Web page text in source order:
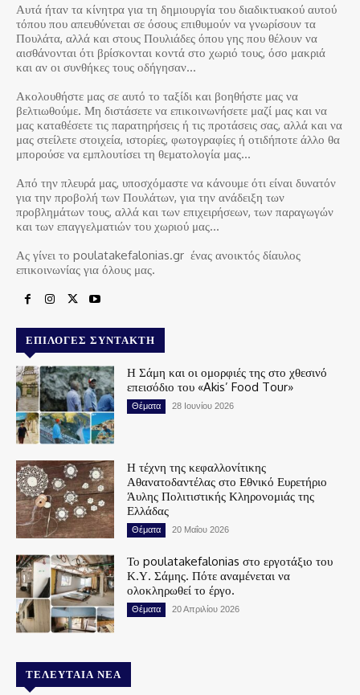
Αυτά ήταν τα κίνητρα για τη δημιουργία του διαδικτυακού αυτού
τόπου που απευθύνεται σε όσους επιθυμούν να γνωρίσουν τα
Πουλάτα, αλλά και στους Πουλιάδες όπου γης που θέλουν να
αισθάνονται ότι βρίσκονται κοντά στο χωριό τους, όσο μακριά
και αν οι συνθήκες τους οδήγησαν…
Ακολουθήστε μας σε αυτό το ταξίδι και βοηθήστε μας να
βελτιωθούμε. Μη διστάσετε να επικοινωνήσετε μαζί μας και να
μας καταθέσετε τις παρατηρήσεις ή τις προτάσεις σας, αλλά και να
μας στείλετε στοιχεία, ιστορίες, φωτογραφίες ή οτιδήποτε άλλο θα
μπορούσε να εμπλουτίσει τη θεματολογία μας…
Από την πλευρά μας, υποσχόμαστε να κάνουμε ότι είναι δυνατόν
για την προβολή των Πουλάτων, για την ανάδειξη των
προβλημάτων τους, αλλά και των επιχειρήσεων, των παραγωγών
και των επαγγελματιών του χωριού μας…
Ας γίνει το poulatakefalonias.gr ένας ανοικτός δίαυλος
επικοινωνίας για όλους μας.
ΕΠΙΛΟΓΈΣ ΣΥΝΤΆΚΤΗ
Η Σάμη και οι ομορφιές της στο χθεσινό
επεισόδιο του «Akis’ Food Tour»
Θέματα 28 Ιουνίου 2026
Η τέχνη της κεφαλλονίτικης
Αθανατοδαντέλας στο Εθνικό Ευρετήριο
Άυλης Πολιτιστικής Κληρονομιάς της
Ελλάδας
Θέματα 20 Μαΐου 2026
Το poulatakefalonias στο εργοτάξιο του
Κ.Υ. Σάμης. Πότε αναμένεται να
ολοκληρωθεί το έργο.
Θέματα 20 Απριλίου 2026
ΤΕΛΕΥΤΑΊΑ ΝΈΑ